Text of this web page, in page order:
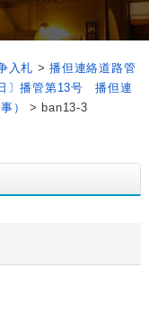
入札 >播但連絡道路管
〕播管第13号 播但連
）
> ban13-3